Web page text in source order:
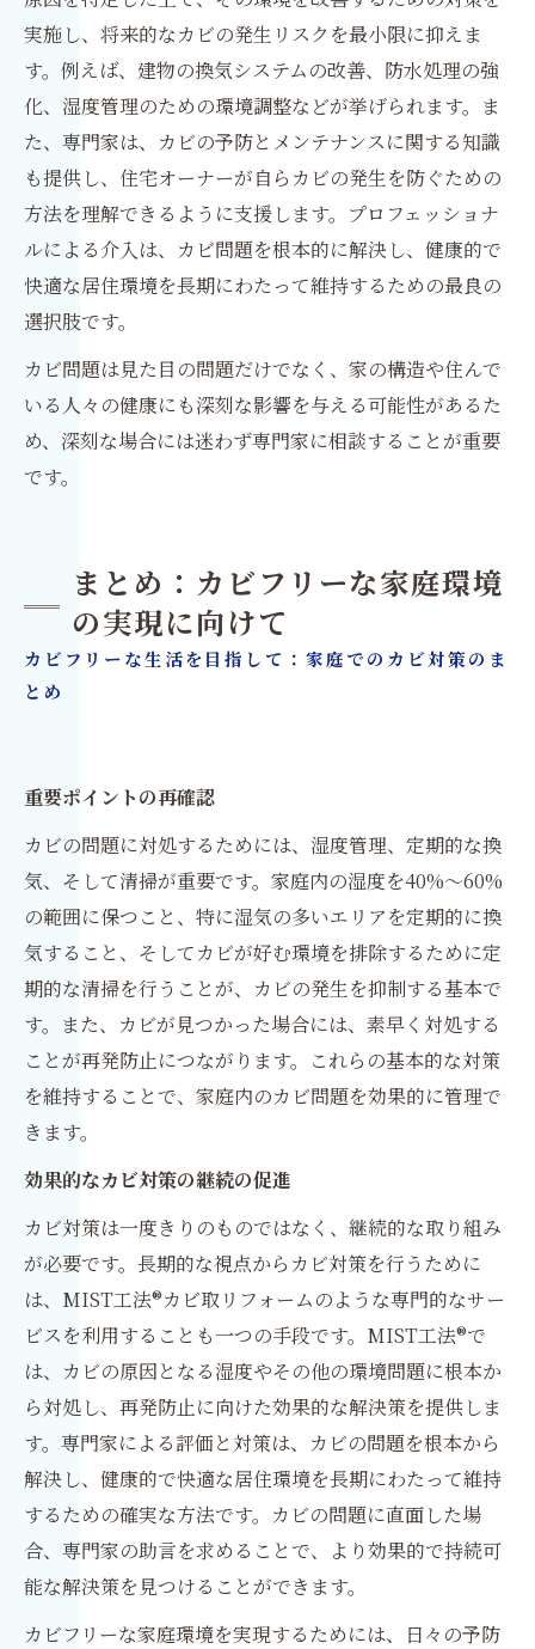
実施し、将来的なカビの発生リスクを最小限に抑えま
す。例えば、建物の換気システムの改善、防水処理の強
化、湿度管理のための環境調整などが挙げられます。ま
た、専門家は、カビの予防とメンテナンスに関する知識
も提供し、住宅オーナーが自らカビの発生を防ぐための
方法を理解できるように支援します。プロフェッショナ
ルによる介入は、カビ問題を根本的に解決し、健康的で
快適な居住環境を長期にわたって維持するための最良の
選択肢です。
カビ問題は見た目の問題だけでなく、家の構造や住んで
いる人々の健康にも深刻な影響を与える可能性があるた
め、深刻な場合には迷わず専門家に相談することが重要
です。
まとめ：カビフリーな家庭環境
の実現に向けて
カビフリーな生活を目指して：家庭でのカビ対策のま
とめ
重要ポイントの再確認
カビの問題に対処するためには、湿度管理、定期的な換
気、そして清掃が重要です。家庭内の湿度を40%〜60%
の範囲に保つこと、特に湿気の多いエリアを定期的に換
気すること、そしてカビが好む環境を排除するために定
期的な清掃を行うことが、カビの発生を抑制する基本で
す。また、カビが見つかった場合には、素早く対処する
ことが再発防止につながります。これらの基本的な対策
を維持することで、家庭内のカビ問題を効果的に管理で
きます。
効果的なカビ対策の継続の促進
カビ対策は一度きりのものではなく、継続的な取り組み
が必要です。長期的な視点からカビ対策を行うために
は、MIST工法®カビ取リフォームのような専門的なサー
ビスを利用することも一つの手段です。MIST工法®で
は、カビの原因となる湿度やその他の環境問題に根本か
ら対処し、再発防止に向けた効果的な解決策を提供しま
す。専門家による評価と対策は、カビの問題を根本から
解決し、健康的で快適な居住環境を長期にわたって維持
するための確実な方法です。カビの問題に直面した場
合、専門家の助言を求めることで、より効果的で持続可
能な解決策を見つけることができます。
カビフリーな家庭環境を実現するためには、日々の予防